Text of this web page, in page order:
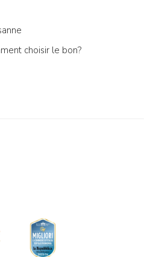
choisir le bon?